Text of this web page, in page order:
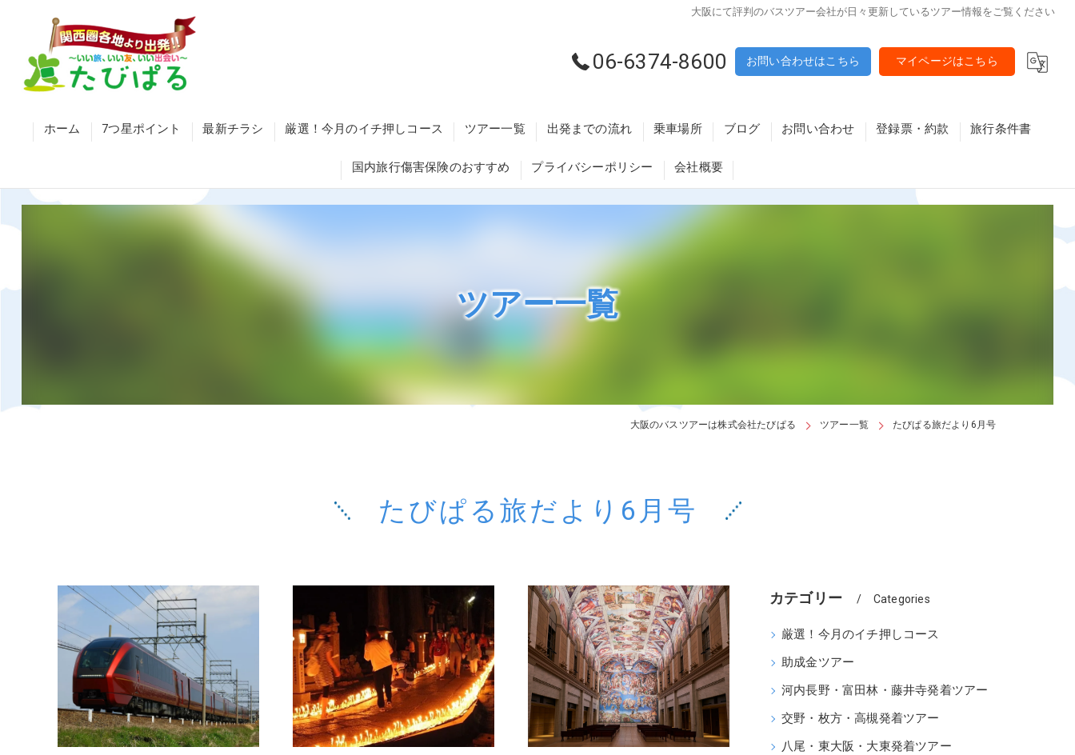
大阪にて評判のバスツアー会社が日々更新しているツアー情報をご覧ください
06-6374-8600 お問い合わせはこちら マイページはこちら
ホーム 7つ星ポイント 最新チラシ 厳選！今月のイチ押しコース ツアー一覧 出発までの流れ 乗車場所
藤井寺・柏原・八尾・東大阪・大東エリア
交野・枚方・高槻・守口・寝屋川エリア
大阪梅田・新大阪・難波・天王寺・京橋・城東エリア
和歌山エリア
ブログ お問い合わせ 登録票・約款 旅行条件書
国内旅行傷害保険のおすすめ プライバシーポリシー 会社概要
ツアー一覧
大阪のバスツアーは株式会社たびぱる ツアー一覧 たびぱる旅だより6月号
たびぱる旅だより6月号
カテゴリー Categories
厳選！今月のイチ押しコース
助成金ツアー
河内長野・富田林・藤井寺発着ツアー
交野・枚方・高槻発着ツアー
八尾・東大阪・大東発着ツアー